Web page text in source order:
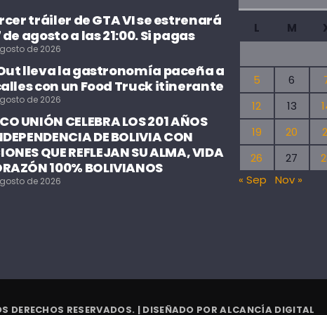
tráiler de GTA VI se estrenará
de agosto a las 21:00. Si pagas
de 2026
lleva la gastronomía paceña a
con un Food Truck itinerante
de 2026
UNIÓN CELEBRA LOS 201 AÑOS
DE BOLIVIA CON
QUE REFLEJAN SU ALMA, VIDA
100% BOLIVIANOS
de 2026
L M
5
6
12
13
19
20
26
27
« Sep
Nov »
RESERVADOS. | DISEÑADO PORALCANCÍA DIGITAL